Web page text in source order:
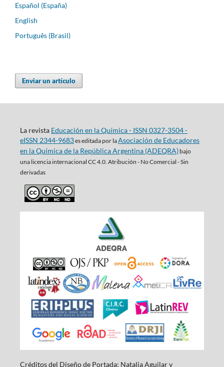
Español (España)
English
Português (Brasil)
Enviar un artículo
La revista Educación en la Química - ISSN 0327-3504 -
eISSN 2344-9683es editada por laAsociación de Educadores
en la Química de la República Argentina (ADEQRA)bajo
una licencia internacional CC 4.0. Atribución - No Comercial - Sin
derivadas
Créditos del Diseño de Portada: Natalia Aguilar y